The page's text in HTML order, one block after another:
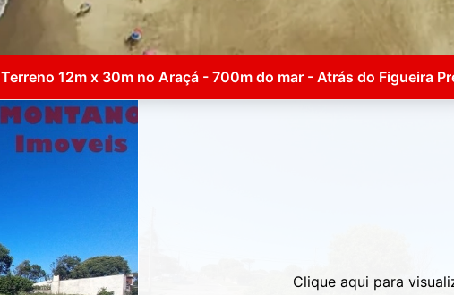
Terreno 12m x 30m no Araçá - 700m do mar - Atrás do Figueira
Clique aqui para